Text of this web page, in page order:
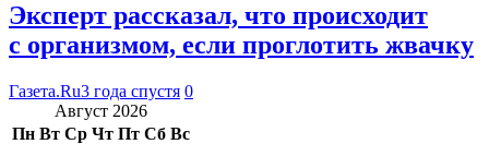
Эксперт рассказал, что происходит
с организмом, если проглотить жвачку
Газета.Ru3 года спустя 0
Август 2026
Пн Вт Ср Чт Пт Сб Вс